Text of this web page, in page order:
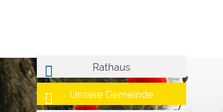
Rathaus
Unsere Gemeinde